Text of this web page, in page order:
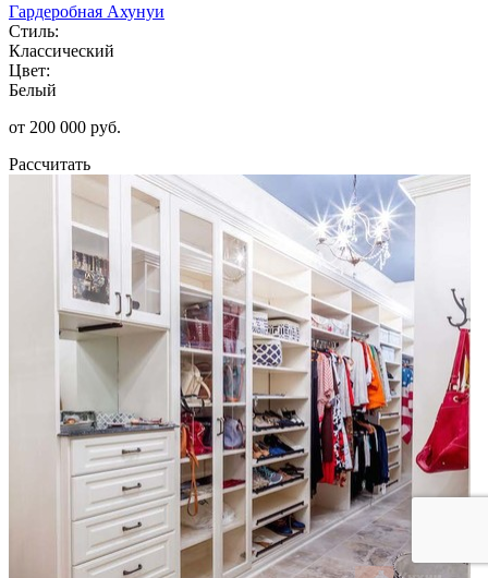
Гардеробная Ахунуи
Стиль:
Классический
Цвет:
Белый
от 200 000 руб.
Рассчитать